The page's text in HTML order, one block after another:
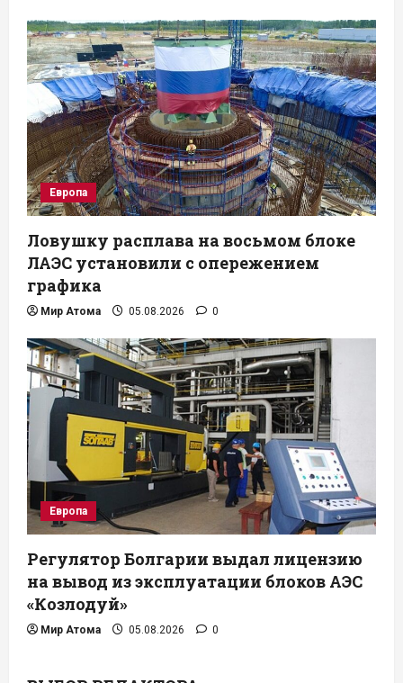
Европа
Ловушку расплава на восьмом блоке
ЛАЭС установили с опережением
графика
Мир Атома 05.08.2026 0
Европа
Регулятор Болгарии выдал лицензию
на вывод из эксплуатации блоков АЭС
«Козлодуй»
Мир Атома 05.08.2026 0